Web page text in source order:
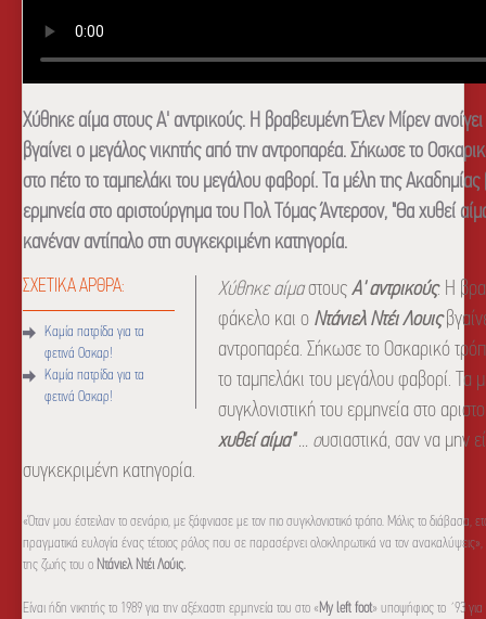
Χύθηκε αίμα στους Α' αντρικούς. Η βραβευμένη Έλεν Μίρεν
βγαίνει ο μεγάλος νικητής από την αντροπαρέα. Σήκωσε το
στο πέτο το ταμπελάκι του μεγάλου φαβορί. Τα μέλη της
ερμηνεία στο αριστούργημα του Πολ Τόμας Άντερσον, "Θα χυθεί
κανέναν αντίπαλο στη συγκεκριμένη κατηγορία.
ΣΧΕΤΙΚΑ ΑΡΘΡΑ:
Καμία πατρίδα για τα
φετινά Οσκαρ!
Καμία πατρίδα για τα
φετινά Οσκαρ!
Χύθηκε αίμαστους Α' αντρικούς. Η
φάκελο και ο Ντάνιελ Ντέι Λουις
αντροπαρέα. Σήκωσε το Οσκαρικό
το ταμπελάκι του μεγάλου φαβορί. Τα
συγκλονιστική του ερμηνεία στο
χυθεί αίμα"... ουσιαστικά, σαν να μην
συγκεκριμένη κατηγορία.
«Όταν μου έστειλαν το σενάριο, με ξάφνιασε με τον πιο συγκλονιστικό τρόπο. Μόλις το διάβασα,
πραγματικά ευλογία ένας τέτοιος ρόλος που σε παρασέρνει ολοκληρωτικά να τον ανακαλύψεις
της ζωής του ο Ντάνιελ Ντέι Λούις.
Είναι ήδη νικητής το 1989 για την αξέχαστη ερμηνεία του στο «My left foot» υποψήφιος το ΄93 για